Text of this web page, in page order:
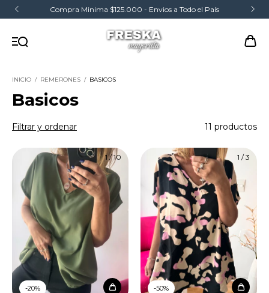
Compra Minima $125.000 - Envios a Todo el País
INICIO / REMERONES / BASICOS
Basicos
Filtrar y ordenar 11 productos
1/10
-20%
1 /3
-50%